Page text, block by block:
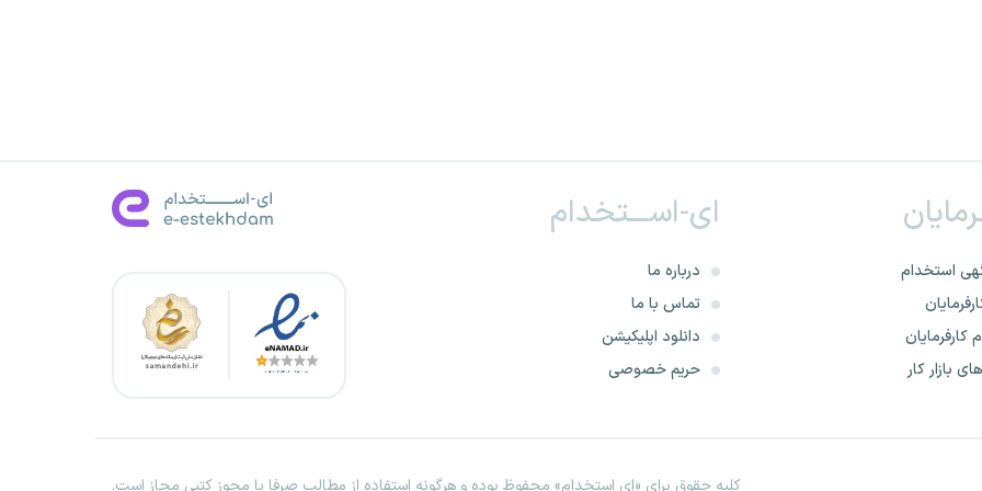
استخدام
کارفرمایان
بازار کار
ای-اســـتخدام
درباره ما
تماس با ما
دانلود اپلیکیشن
حریم خصوصی
کلیه حقوق برای «ای استخدام» محفوظ بوده و هرگونه استفاده از مطالب صرفا با مجوز کتبی مجاز است.